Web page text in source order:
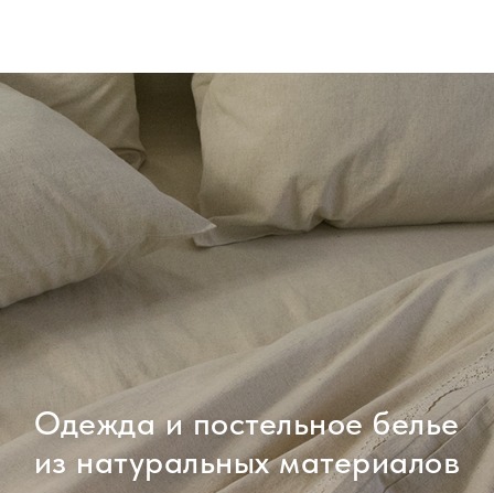
Одежда и постельное белье
из натуральных материалов